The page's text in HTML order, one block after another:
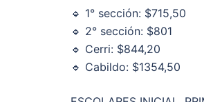
🔹 1° sección: $715,50
🔹 2° sección: $801
🔹 Cerri: $844,20
🔹 Cabildo: $1354,50